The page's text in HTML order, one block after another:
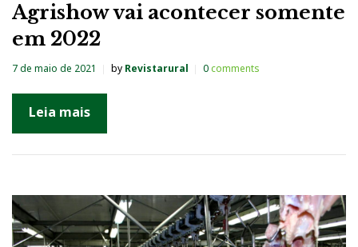
Agrishow vai acontecer somente
em 2022
7 de maio de 2021 by Revistarural 0comments
Leia mais